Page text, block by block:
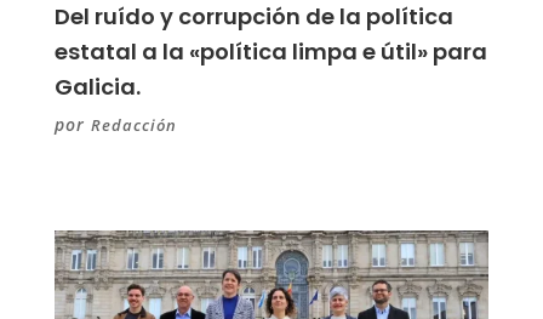
Del ruído y corrupción de la política
estatal a la «política limpa e útil» para
Galicia.
por Redacción